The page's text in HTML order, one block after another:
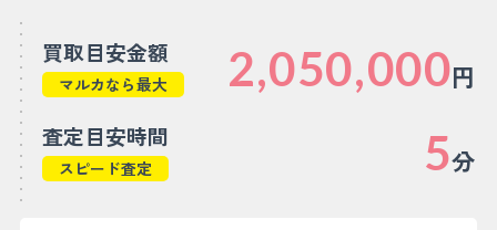
買取目安金額
マルカなら最大 2,050,000円
査定目安時間
スピード査定 5分